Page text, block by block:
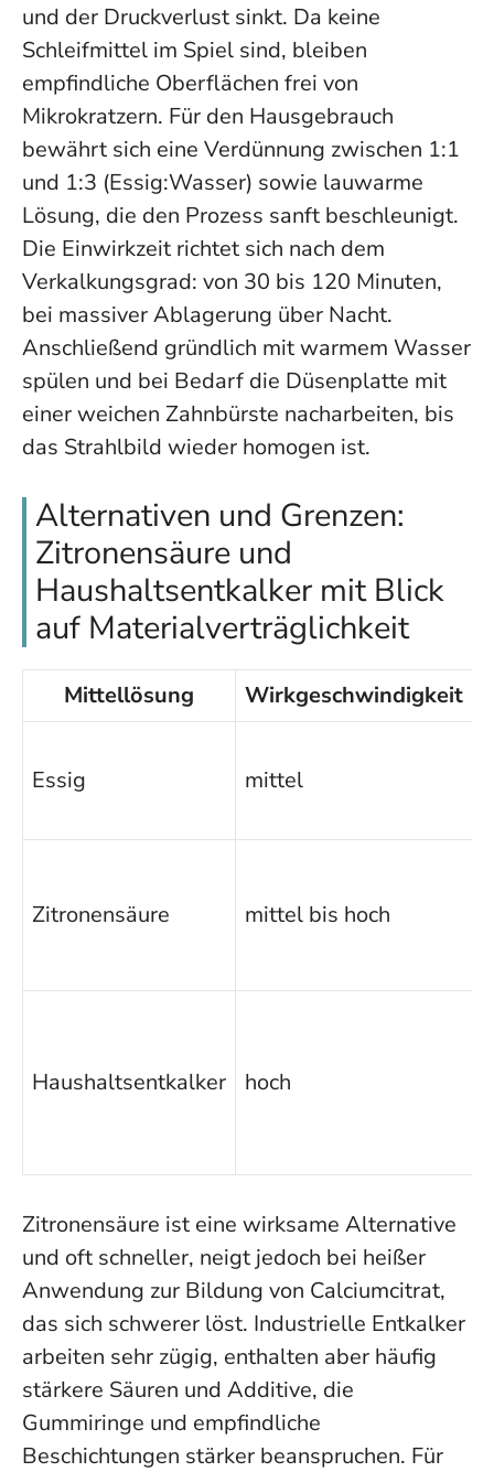
und der Druckverlust sinkt. Da keine
Schleifmittel im Spiel sind, bleiben
empfindliche Oberflächen frei von
Mikrokratzern. Für den Hausgebrauch
bewährt sich eine Verdünnung zwischen 1:1
und 1:3 (Essig:Wasser) sowie lauwarme
Lösung, die den Prozess sanft beschleunigt.
Die Einwirkzeit richtet sich nach dem
Verkalkungsgrad: von 30 bis 120 Minuten,
bei massiver Ablagerung über Nacht.
Anschließend gründlich mit warmem Wasser
spülen und bei Bedarf die Düsenplatte mit
einer weichen Zahnbürste nacharbeiten, bis
das Strahlbild wieder homogen ist.
Alternativen und Grenzen:
Zitronensäure und
Haushaltsentkalker mit Blick
auf Materialverträglichkeit
Mittellösung Wirkgeschwindigkeit
Essig mittel
Zitronensäure mittel bis hoch
Haushaltsentkalker hoch
Zitronensäure ist eine wirksame Alternative
und oft schneller, neigt jedoch bei heißer
Anwendung zur Bildung von Calciumcitrat,
das sich schwerer löst. Industrielle Entkalker
arbeiten sehr zügig, enthalten aber häufig
stärkere Säuren und Additive, die
Gummiringe und empfindliche
Beschichtungen stärker beanspruchen. Für